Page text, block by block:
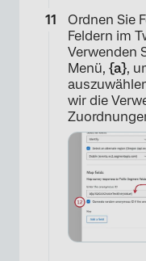
Ordnen Sie
Feldern im
Verwenden
Menü, {a},
wir die